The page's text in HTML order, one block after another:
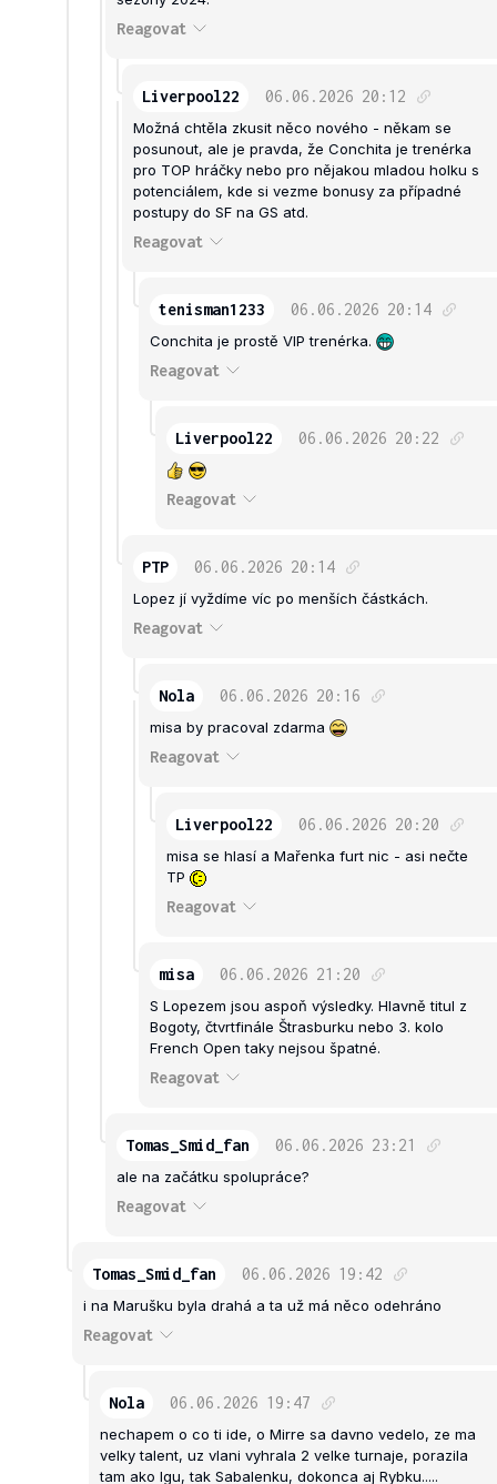
Reagovat
Liverpool22 06.06.2026 20:12
Možná chtěla zkusit něco nového - někam se
posunout, ale je pravda, že Conchita je trenérka
pro TOP hráčky nebo pro nějakou mladou holku s
potenciálem, kde si vezme bonusy za případné
postupy do SF na GS atd.
Reagovat
tenisman1233 06.06.2026 20:14
Conchita je prostě VIP trenérka.
Reagovat
Liverpool22 06.06.2026 20:22
Reagovat
PTP 06.06.2026 20:14
Lopez jí vyždíme víc po menších částkách.
Reagovat
Nola 06.06.2026 20:16
misa by pracoval zdarma
Reagovat
Liverpool22 06.06.2026 20:20
misa se hlasí a Mařenka furt nic - asi nečte
TP
Reagovat
misa 06.06.2026 21:20
S Lopezem jsou aspoň výsledky. Hlavně titul z
Bogoty, čtvrtfinále Štrasburku nebo 3. kolo
French Open taky nejsou špatné.
Reagovat
Tomas_Smid_fan 06.06.2026 23:21
ale na začátku spolupráce?
Reagovat
Tomas_Smid_fan 06.06.2026 19:42
i na Marušku byla drahá a ta už má něco odehráno
Reagovat
Nola 06.06.2026 19:47
nechapem o co ti ide, o Mirre sa davno vedelo, ze ma
velky talent, uz vlani vyhrala 2 velke turnaje, porazila
tam ako Igu, tak Sabalenku, dokonca aj Rybku.....